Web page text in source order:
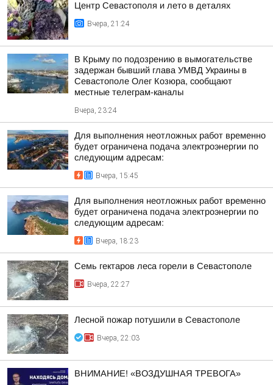
Центр Севастополя и лето в деталях
Вчера, 21:24
В Крыму по подозрению в вымогательстве
задержан бывший глава УМВД Украины в
Севастополе Олег Козюра, сообщают
местные телеграм-каналы
Вчера, 23:24
Для выполнения неотложных работ временно
будет ограничена подача электроэнергии по
следующим адресам:
Вчера, 15:45
Для выполнения неотложных работ временно
будет ограничена подача электроэнергии по
следующим адресам:
Вчера, 18:23
Семь гектаров леса горели в Севастополе
Вчера, 22:27
Лесной пожар потушили в Севастополе
Вчера, 22:03
ВНИМАНИЕ! «ВОЗДУШНАЯ ТРЕВОГА»